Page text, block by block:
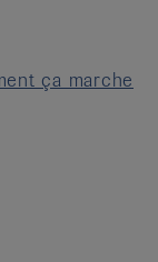
ça marche